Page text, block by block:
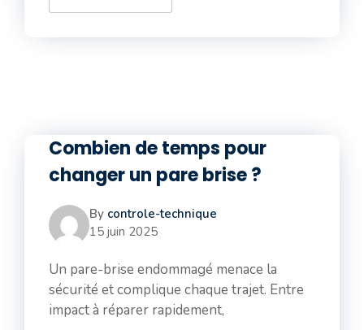
Combien de temps pour
changer un pare brise ?
By controle-technique
15 juin 2025
Un pare-brise endommagé menace la
sécurité et complique chaque trajet. Entre
impact à réparer rapidement,